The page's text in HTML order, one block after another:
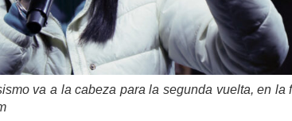
va a la cabeza para la segunda vuelta, en la